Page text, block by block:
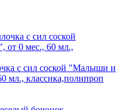
с сил соской "Малыши и
мл., классика,полипроп